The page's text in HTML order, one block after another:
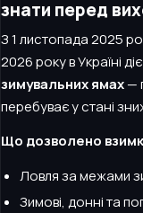
знати перед
З 1 листопада 2025
2026 року в Україні
зимувальних ямах—
перебуває у стані
Що дозволено
Ловля за межами
Зимові, донні та